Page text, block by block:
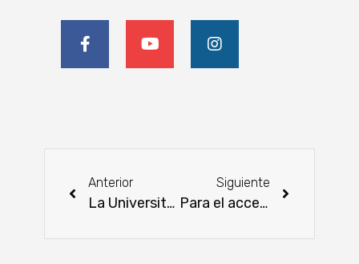
Anterior
La Universitaria Ltda. sorprende a los pequeños con su sorteo de Reyes
Siguiente
Para el acceso a créditos buscan incentivar la formalización de las Mipymes